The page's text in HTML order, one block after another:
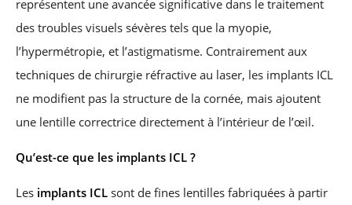
représentent une avancée significative dans le traitement
des troubles visuels sévères tels que la myopie,
l’hypermétropie, et l’astigmatisme. Contrairement aux
techniques de chirurgie réfractive au laser, les implants ICL
ne modifient pas la structure de la cornée, mais ajoutent
une lentille correctrice directement à l’intérieur de l’œil.
Qu’est-ce que les implants ICL ?
Les implants ICL sont de fines lentilles fabriquées à partir